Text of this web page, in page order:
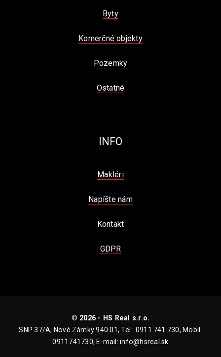
Byty
Komerčné objekty
Pozemky
Ostatné
INFO
Makléri
Napíšte nám
Kontakt
GDPR
© 2026 - HS Real s.r.o.
SNP 37/A, Nové Zámky 940 01, Tel.: 0911 741 730, Mobil:
0911741730, E-mail: info@hsreal.sk